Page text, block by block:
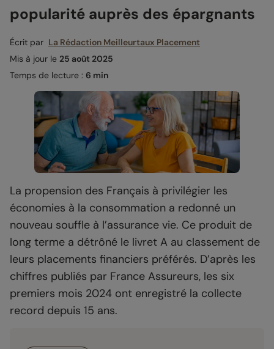
popularité auprès des épargnants
Écrit par La Rédaction Meilleurtaux Placement
Mis à jour le 25 août 2025
Temps de lecture : 6 min
La propension des Français à privilégier les
économies à la consommation a redonné un
nouveau souffle à l’assurance vie. Ce produit de
long terme a détrôné le livret A au classement de
leurs placements financiers préférés. D’après les
chiffres publiés par France Assureurs, les six
premiers mois 2024 ont enregistré la collecte
record depuis 15 ans.